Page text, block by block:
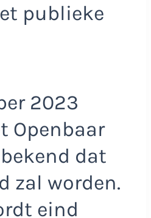
publieke
2023
Openbaar
dat
zal worden.
eind